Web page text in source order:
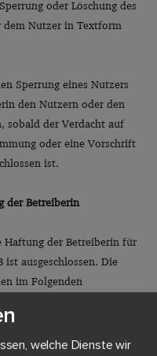
oder Löschung des
dem Nutzer in Textform
Sperrung eines Nutzers
den Nutzern oder den
sobald der Verdacht auf
oder eine Vorschrift
ist.
Betreiberin
der Betreiberin für
ist ausgeschlossen. Die
im Folgenden
für
welche Dienste wir